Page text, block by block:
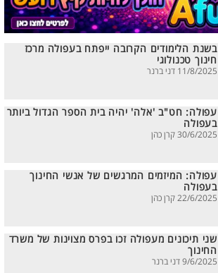
בשנת הלימודים הקרובה ייפתח בעפולה מרכז
חינוך טכנולוגי
11/8/2025 דני ברנר
עפולה: חט"ב 'אלה' יהיה בית הספר הגדול ביותר
בעפולה
30/6/2025 קרן כהן
עפולה: המיזמים המרגשים של אנשי החינוך
בעפולה
22/6/2025 קרן כהן
שני תיכונים מעפולה זכו בפרס מצוינות של משרד
החינוך
9/6/2025 דני ברנר